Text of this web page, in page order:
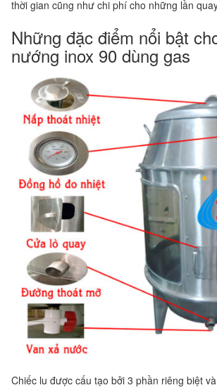
thời gian cũng như chi phí cho những lần
Những đặc điểm nổi bật
nướng inox 90 dùng gas
Chiếc lu được cấu tạo bởi 3 phần riêng biệt